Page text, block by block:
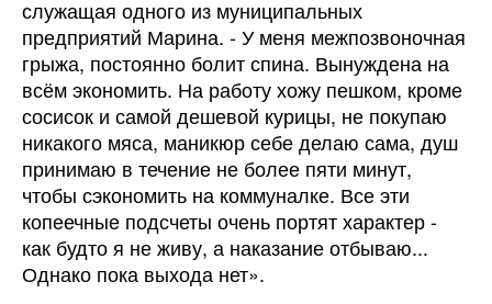
служащая одного из муниципальных
предприятий Марина. - У меня межпозвоночная
грыжа, постоянно болит спина. Вынуждена на
всём экономить. На работу хожу пешком, кроме
сосисок и самой дешевой курицы, не покупаю
никакого мяса, маникюр себе делаю сама, душ
принимаю в течение не более пяти минут,
чтобы сэкономить на коммуналке. Все эти
копеечные подсчеты очень портят характер -
как будто я не живу, а наказание отбываю...
Однако пока выхода нет».